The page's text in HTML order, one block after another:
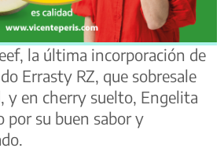
la última incorporación de
Errasty RZ, que sobresale
y en cherry suelto, Engelita
por su buen sabor y